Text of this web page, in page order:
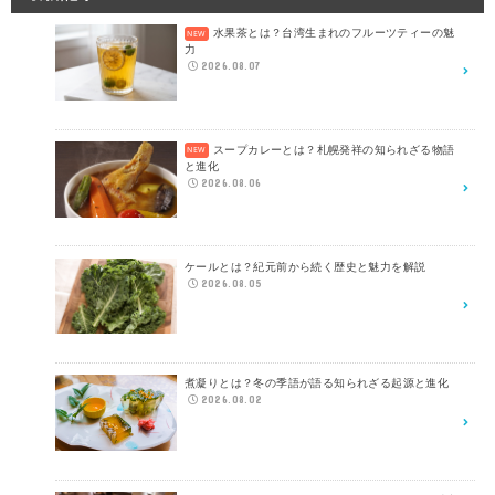
水果茶とは？台湾生まれのフルーツティーの魅
力
2026.08.07
スープカレーとは？札幌発祥の知られざる物語
と進化
2026.08.06
ケールとは？紀元前から続く歴史と魅力を解説
2026.08.05
煮凝りとは？冬の季語が語る知られざる起源と進化
2026.08.02